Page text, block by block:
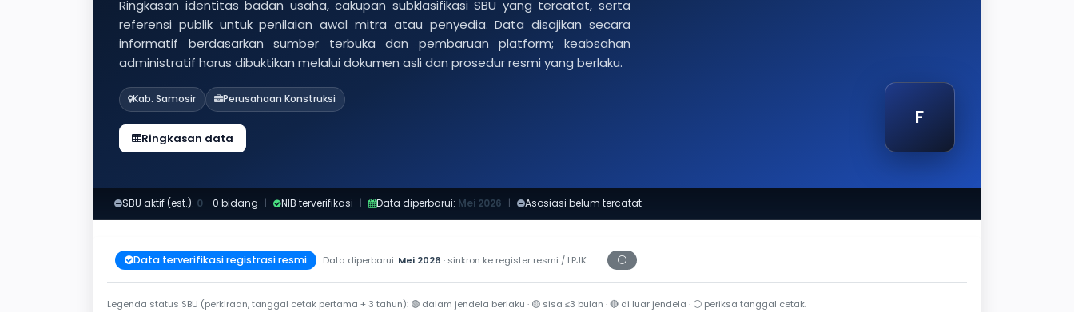
Ringkasan identitas badan usaha, cakupan subklasifikasi SBU yang tercatat, serta
referensi publik untuk penilaian awal mitra atau penyedia. Data disajikan secara
informatif berdasarkan sumber terbuka dan pembaruan platform; keabsahan
administratif harus dibuktikan melalui dokumen asli dan prosedur resmi yang berlaku.
Kab. Samosir Perusahaan Konstruksi
Ringkasan data
F
SBU aktif (est.): 0 · 0 bidang | NIB terverifikasi | Data diperbarui: Mei 2026 | Asosiasi belum tercatat
Data terverifikasi registrasi resmi Data diperbarui: Mei 2026 · sinkron ke register resmi / LPJK ⚪
Periksa tanggal cetak
Legenda status SBU (perkiraan, tanggal cetak pertama + 3 tahun): 🟢 dalam jendela berlaku · 🟡 sisa ≤3 bulan ·🔴 di luar jendela · ⚪ periksa tanggal cetak.